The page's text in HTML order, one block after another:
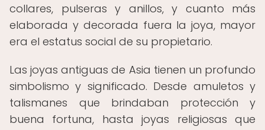
collares, pulseras y anillos, y cuanto más
elaborada y decorada fuera la joya, mayor
era el estatus social de su propietario.
Las joyas antiguas de Asia tienen un profundo
simbolismo y significado. Desde amuletos y
talismanes que brindaban protección y
buena fortuna, hasta joyas religiosas que